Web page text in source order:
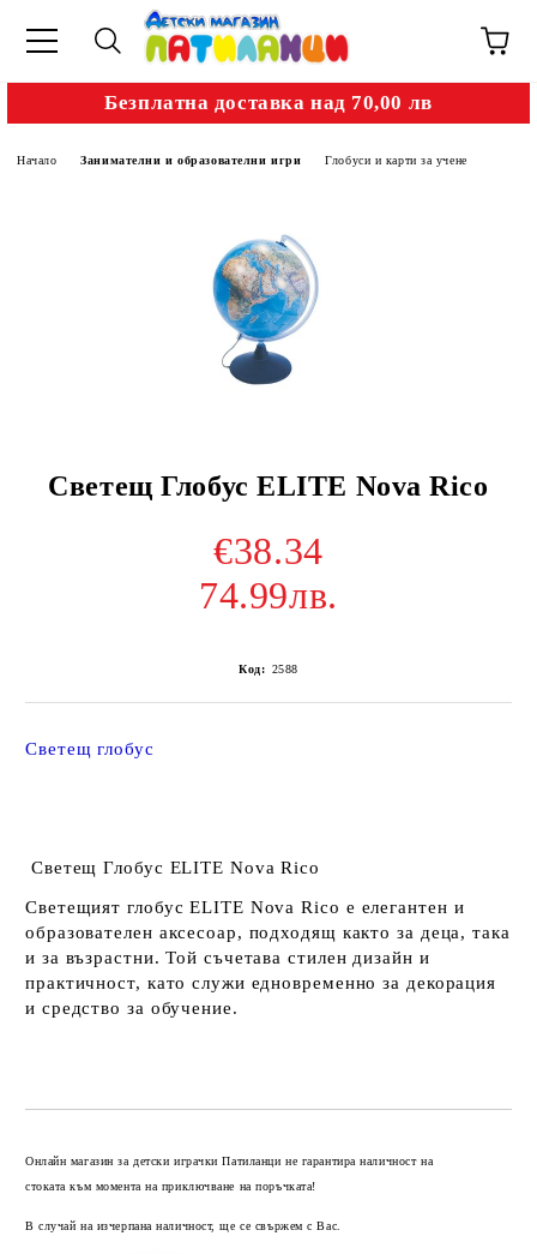
Безплатна доставка над 70,00 лв
Начало Занимателни и образователни игри Глобуси и карти за учене
Светещ Глобус ELITE Nova Rico
€38.34
74.99лв.
Код: 2588
Светещ глобус
Светещ Глобус ELITE Nova Rico
Светещият глобус ELITE Nova Rico е елегантен и
образователен аксесоар, подходящ както за деца, така
и за възрастни. Той съчетава стилен дизайн и
практичност, като служи едновременно за декорация
и средство за обучение.
Онлайн магазин за детски играчки Патиланци не гарантира наличност на
стоката към момента на приключване на поръчката!
В случай на изчерпана наличност, ще се свържем с Вас.